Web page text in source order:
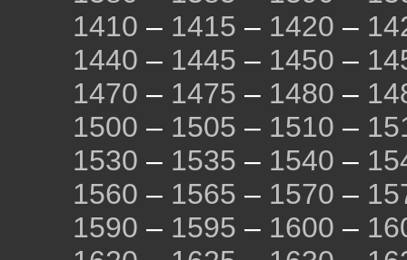
1410 – 1415 – 1420 –
1440 – 1445 – 1450 –
1470 – 1475 – 1480 –
1500 – 1505 – 1510 –
1530 – 1535 – 1540 –
1560 – 1565 – 1570 –
1590 – 1595 – 1600 –